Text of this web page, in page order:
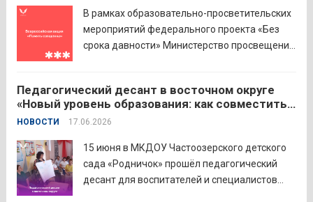
филиал Финуниверситета. 16 семей-
победителей... Читать дальше
В рамках образовательно-просветительских
мероприятий федерального проекта «Без
срока давности» Министерство просвещения
проводят всероссийскую акцию «Память
священна». 22 июня 2026 года Россия
отмечает 85-ю годовщину начала Великой
Отечественной войны. Просим на страницах
школ в...
Педагогический десант в восточном округе
«Новый уровень образования: как совместить
качество и эффективность»
НОВОСТИ 17.06.2026
15 июня в МКДОУ Частоозерского детского
сада «Родничок» прошёл педагогический
десант для воспитателей и специалистов